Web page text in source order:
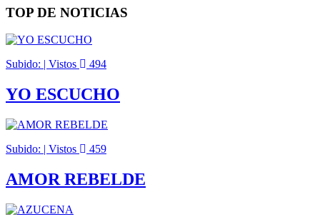
TOP DE NOTICIAS
Subido: | Vistos 494
YO ESCUCHO
Subido: | Vistos 459
AMOR REBELDE